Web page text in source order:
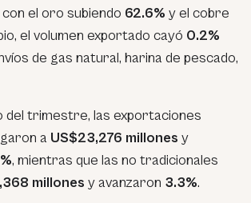
el oro subiendo 62.6% y el cobre
el volumen exportado cayó 0.2%
de gas natural, harina de pescado,
del trimestre, las exportaciones
a US$23,276 millones y
, mientras que las no tradicionales
millones y avanzaron 3.3%.